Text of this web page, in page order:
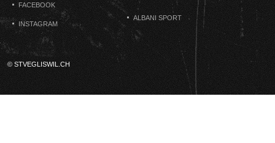
FACEBOOK
INSTAGRAM
ALBANI SPORT
© STVEGLISWIL.CH